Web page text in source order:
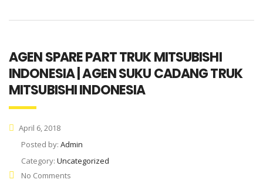
AGEN SPARE PART TRUK MITSUBISHI
INDONESIA | AGEN SUKU CADANG TRUK
MITSUBISHI INDONESIA
April 6, 2018
Posted by: Admin
Category: Uncategorized
No Comments